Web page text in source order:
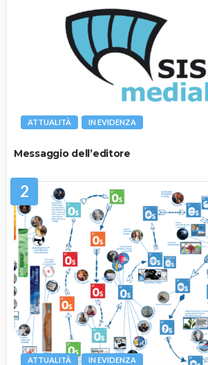
ATTUALITÀ IN EVIDENZA
Messaggio dell’editore
2
ATTUALITÀ IN EVIDENZA